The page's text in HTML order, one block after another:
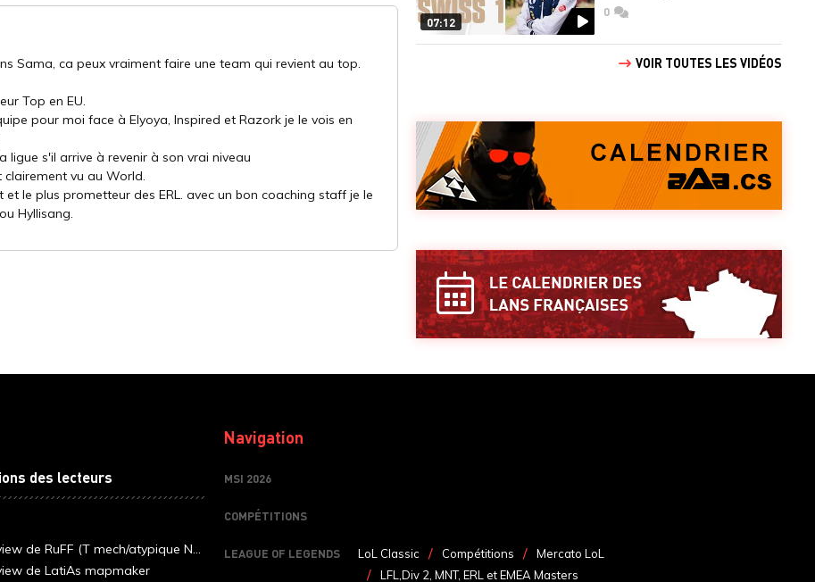
Sama, ca peux vraiment faire une team qui revient au top.
Top en EU.
pour moi face à Elyoya, Inspired et Razork je le vois en
ligue s'il arrive à revenir à son vrai niveau
clairement vu au World.
le plus prometteur des ERL. avec un bon coaching staff je le
Hyllisang.
07:12
0commentaires
VOIR TOUTES LES VIDÉOS
des lecteurs
de RuFF (T mech/atypique N...
de LatiAs mapmaker
Navigation
MSI 2026
COMPÉTITIONS
LEAGUE OF LEGENDS LoL Classic Compétitions
Mercato LoL
LFL,Div 2, MNT, ERL et EMEA Masters